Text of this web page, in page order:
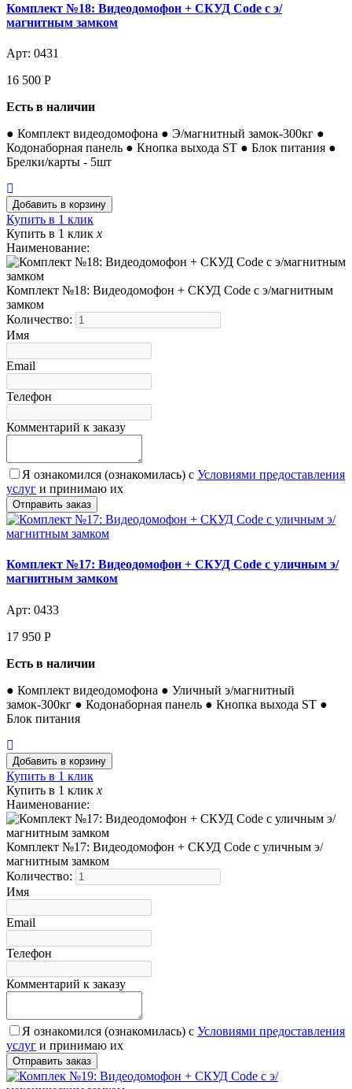
Комплект №18: Видеодомофон + СКУД Code с э/
магнитным замком
Арт: 0431
16 500 Р
Есть в наличии
● Комплект видеодомофона ● Э/магнитный замок-300кг ●
Кодонаборная панель ● Кнопка выхода ST ● Блок питания ●
Брелки/карты - 5шт
Купить в 1 клик
Купить в 1 клик x
Наименование:
Комплект №18: Видеодомофон + СКУД Code с э/магнитным
замком
Количество:
Имя
Email
Телефон
Комментарий к заказу
Я ознакомился (ознакомилась) с Условиями предоставления
услуг и принимаю их
Комплект №17: Видеодомофон + СКУД Code с уличным э/
магнитным замком
Арт: 0433
17 950 Р
Есть в наличии
● Комплект видеодомофона ● Уличный э/магнитный
замок-300кг ● Кодонаборная панель ● Кнопка выхода ST ●
Блок питания
Купить в 1 клик
Купить в 1 клик x
Наименование:
Комплект №17: Видеодомофон + СКУД Code с уличным э/
магнитным замком
Количество:
Имя
Email
Телефон
Комментарий к заказу
Я ознакомился (ознакомилась) с Условиями предоставления
услуг и принимаю их